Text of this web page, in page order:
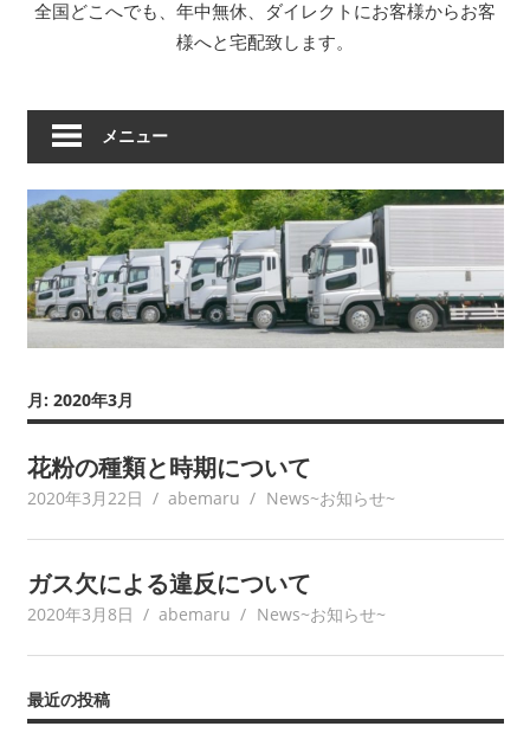
全国どこへでも、年中無休、ダイレクトにお客様からお客
様へと宅配致します。
メニュー
月: 2020年3月
花粉の種類と時期について
2020年3月22日 abemaru News~お知らせ~
ガス欠による違反について
2020年3月8日 abemaru News~お知らせ~
最近の投稿